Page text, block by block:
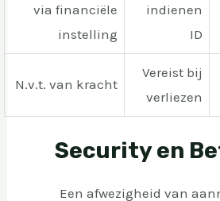
indienen
ID
via financiële
instelling
Vereist bij
verliezen
N.v.t. van kracht
Security en
Een afwezigheid van